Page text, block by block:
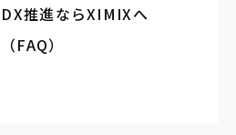
推進ならXIMIXへ
FAQ）